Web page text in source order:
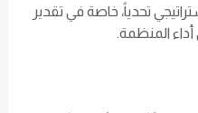
تحدياً، خاصة في تقدير
أداء المنظمة.